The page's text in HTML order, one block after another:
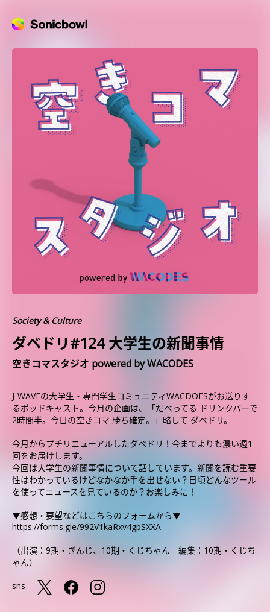
Society & Culture
ダベドリ#124 大学生の新聞事情
空きコマスタジオ powered by WACODES
J-WAVEの大学生・専門学生コミュニティWACDOESがお送りす
るポッドキャスト。今月の企画は、「だべってる ドリンクバーで
2時間半。今日の空きコマ 勝ち確定。」略して ダベドリ。
今月からプチリニューアルしたダべドリ！今までよりも濃い週1
回をお届けします。
今回は大学生の新聞事情について話しています。新聞を読む重要
性はわかっているけどなかなか手を出せない？日頃どんなツール
を使ってニュースを見ているのか？お楽しみに！
▼感想・要望などはこちらのフォームから▼
https://forms.gle/992V1kaRxv4gpSXXA
（出演：9期・ぎんじ、10期・くじちゃん 編集：10期・くじち
ゃん）
sns